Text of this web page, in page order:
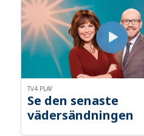
Se den senaste
vädersändningen
TV4 PLAY